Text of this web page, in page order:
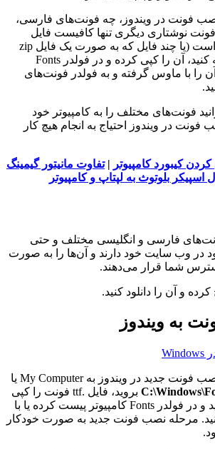
فونت در ویندوز، چه فونت‌های فارسی،
نوشتاری دیگری تنها کافیست فایل
فونت که یک فایل .ttf است (یا چند فایل که به صورت یک فایل zip
هستند) را دانلود یا تهیه کنید، آن را کپی کرده و در فولدر Fonts
آن را با ماوس گرفته و به فولدر فونت‌های
فونت‌های مختلف را به کامپیوتر خود
فونت در ویندوز احتیاج به انجام هیچ کار
کیبورد کامپیوتر |تفاوت مانیتور گیمینگ
اسپیکر بلوتوث به لپتاپ و کامپیوتر
فارسی و انگلیسی مختلف و حتی
در وب سایت خود دارند و آن‌ها را به صورت
شما قرار می‌دهند.
و آن را دانلود کنید.
به ویندوز
برای اضافه کردن و نصب فونت جدید در ویندوز به My Computer یا
بروید، فایل .ttf فونت را کپی
کرده یا با ماوس بگیرید و در فولدر Fonts کامپیوتر پیست کرده یا با
مرحله نصب فونت جدید به صورت خودکار